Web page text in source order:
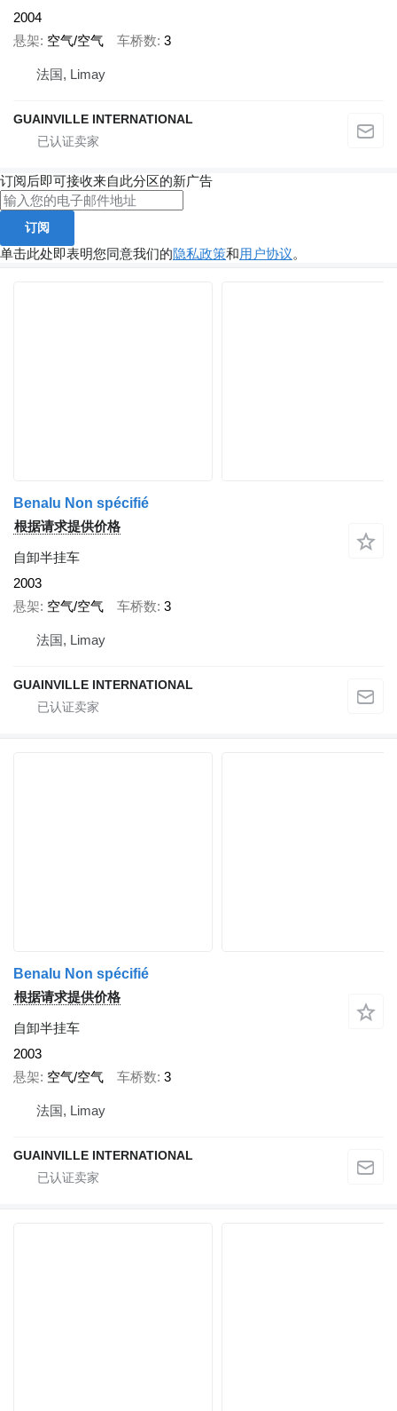
2004
悬架 空气/空气 车桥数 3
法国, Limay
GUAINVILLE INTERNATIONAL
订阅后即可接收来自此分区的新广告
订阅
单击此处即表明您同意我们的隐私政策和用户协议。
Benalu Non spécifié
根据请求提供价格
自卸半挂车
2003
悬架 空气/空气 车桥数 3
法国, Limay
GUAINVILLE INTERNATIONAL
Benalu Non spécifié
根据请求提供价格
自卸半挂车
2003
悬架 空气/空气 车桥数 3
法国, Limay
GUAINVILLE INTERNATIONAL